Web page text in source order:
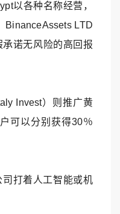
以各种名称经营，
BinanceAssets LTD
诺无风险的高回报
Invest）则推广黄
可以分别获得30％
打着人工智能或机